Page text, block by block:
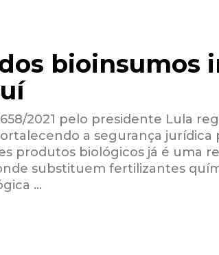
bioinsumos
2021 pelo presidente Lula
a segurança jurídica
produtos biológicos já é uma
substituem fertilizantes
…